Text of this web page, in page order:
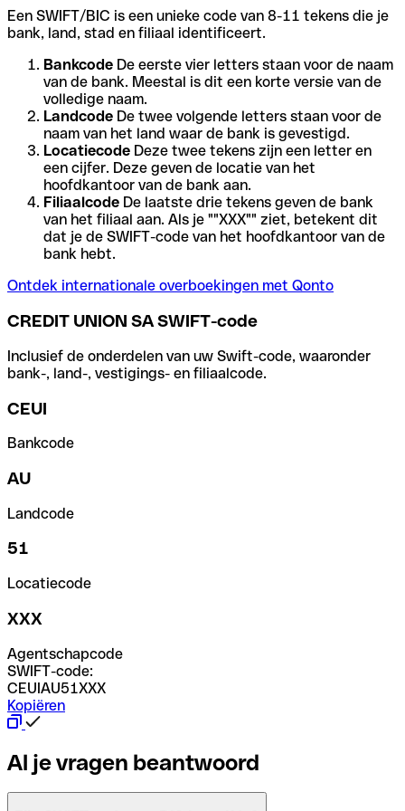
Een SWIFT/BIC is een unieke code van 8-11 tekens die je
bank, land, stad en filiaal identificeert.
Bankcode De eerste vier letters staan voor de naam
van de bank. Meestal is dit een korte versie van de
volledige naam.
Landcode De twee volgende letters staan voor de
naam van het land waar de bank is gevestigd.
Locatiecode Deze twee tekens zijn een letter en
een cijfer. Deze geven de locatie van het
hoofdkantoor van de bank aan.
Filiaalcode De laatste drie tekens geven de bank
van het filiaal aan. Als je ""XXX"" ziet, betekent dit
dat je de SWIFT-code van het hoofdkantoor van de
bank hebt.
Ontdek internationale overboekingen met Qonto
CREDIT UNION SA SWIFT-code
Inclusief de onderdelen van uw Swift-code, waaronder
bank-, land-, vestigings- en filiaalcode.
CEUI
Bankcode
AU
Landcode
51
Locatiecode
XXX
Agentschapcode
SWIFT-code:
CEUIAU51XXX
Kopiëren
Al je vragen beantwoord